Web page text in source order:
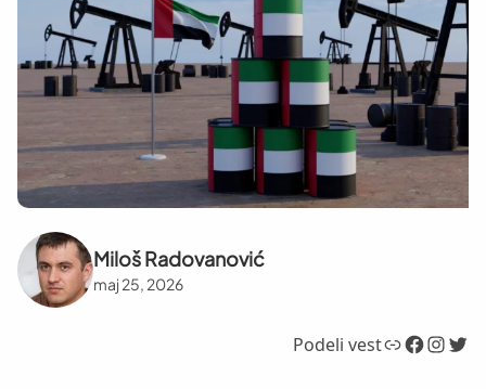
Miloš Radovanović
maj 25, 2026
Podeli vestLink Facebook InstagramTwitter